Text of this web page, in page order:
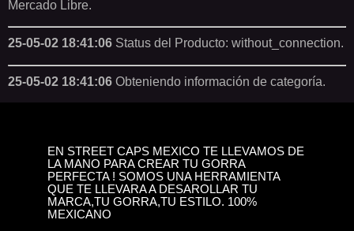
Mercado Libre.
25-05-02 18:41:06 Status del Producto: without_connection.
25-05-02 18:41:06 Obteniendo información de categoría.
EN STREET CAPS MEXICO TE LLEVAMOS DE
LA MANO PARA CREAR TU GORRA
PERFECTA ! SOMOS UNA HERRAMIENTA
QUE TE LLEVARA A DESAROLLAR TU
MARCA,TU GORRA,TU ESTILO. 100%
MEXICANO